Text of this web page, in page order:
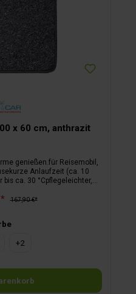
x 60 cm, anthrazit
genießen.für Reisemobil,
Anlaufzeit (ca. 10
ca. 30 °Cpflegeleichter,
167,90 €*
+2